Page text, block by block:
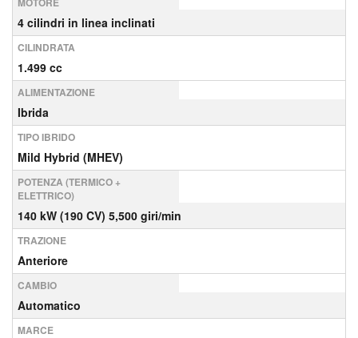
4 cilindri in linea inclinati
CILINDRATA
1.499 cc
ALIMENTAZIONE
Ibrida
TIPO IBRIDO
Mild Hybrid (MHEV)
POTENZA (TERMICO +
ELETTRICO)
140 kW (190 CV) 5,500 giri/min
TRAZIONE
Anteriore
CAMBIO
Automatico
MARCE